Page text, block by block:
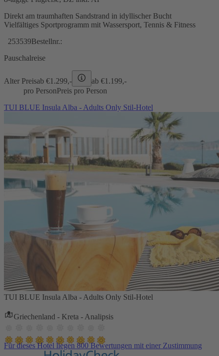
Direkt am traumhaften Sandstrand in idyllischer Bucht
Vielfältiges Sportprogramm mit Wassersport, Tennis & Fitness
253539Bestellnr.:
Pauschalreise
Alter Preisab €1.299,- ab €1.199,-
pro PersonPreis pro Person
TUI BLUE Insula Alba - Adults Only Stil-Hotel
TUI BLUE Insula Alba - Adults Only Stil-Hotel
Griechenland - Kreta - Analipsis
Für dieses Hotel liegen 800 Bewertungen mit einer Zustimmung